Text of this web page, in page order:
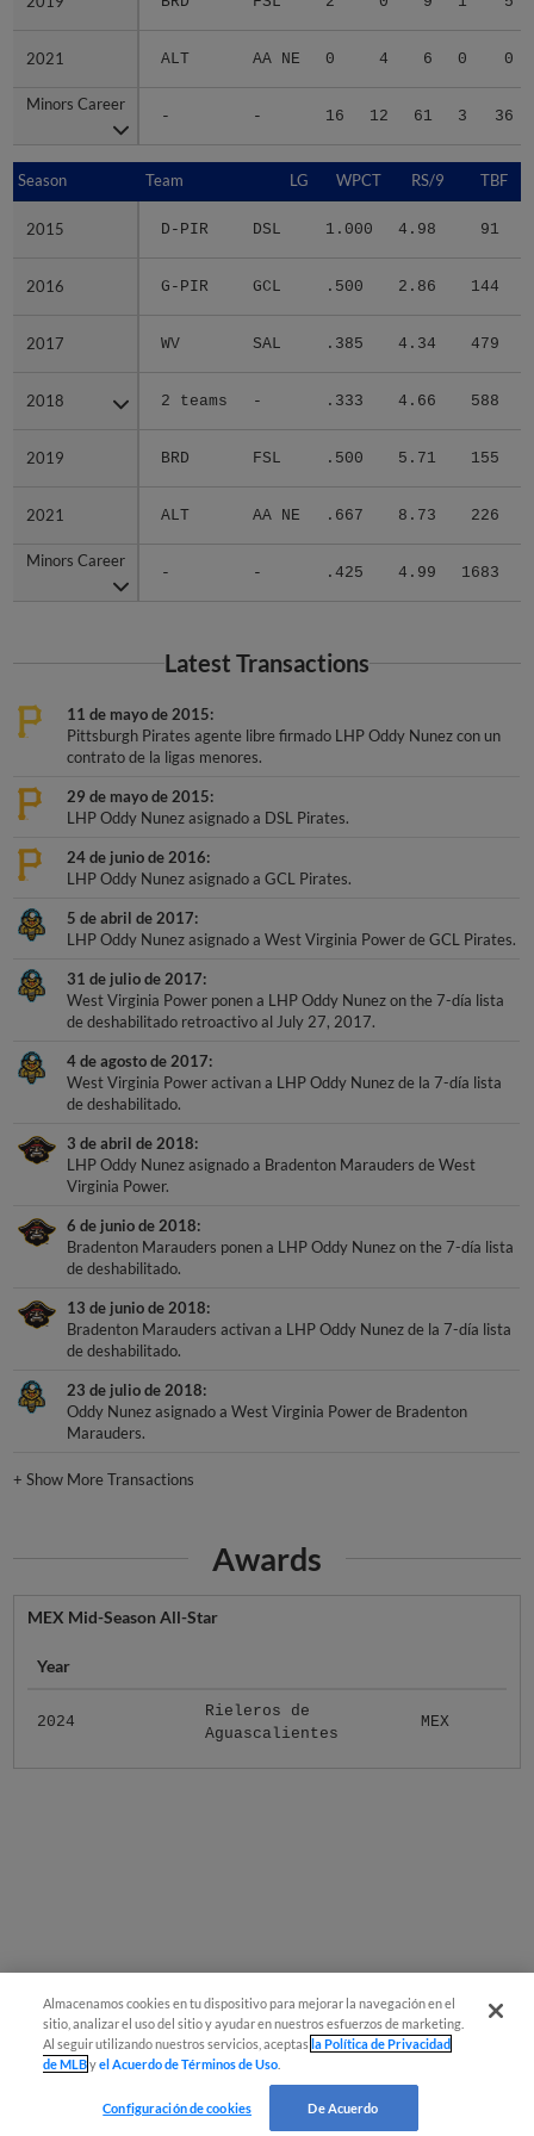
2021 ALT AA NE 0 4 6 0 0
Minors Career
- - 16 12 61 3 36
2021
Minors Career
Season Team LG WPCT RS/9 TBF
2015 D-PIR DSL 1.000 4.98 91
2016 G-PIR GCL .500 2.86 144
2017 WV SAL .385 4.34 479
2018 2 teams - .333 4.66 588
2019 BRD FSL .500 5.71 155
2021 ALT AA NE .667 8.73 226
Minors Career
- - .425 4.99 1683
Season
2015
2016
2017
2018
2019
2021
Minors Career
Latest Transactions
11 de mayo de 2015
Pittsburgh Pirates agente libre firmado LHP Oddy Nunez con un
contrato de la ligas menores.
29 de mayo de 2015
LHP Oddy Nunez asignado a DSL Pirates.
24 de junio de 2016
LHP Oddy Nunez asignado a GCL Pirates.
5 de abril de 2017
LHP Oddy Nunez asignado a West Virginia Power de GCL Pirates.
31 de julio de 2017
West Virginia Power ponen a LHP Oddy Nunez on the 7-día lista
de deshabilitado retroactivo al July 27, 2017.
4 de agosto de 2017
West Virginia Power activan a LHP Oddy Nunez de la 7-día lista
de deshabilitado.
3 de abril de 2018
LHP Oddy Nunez asignado a Bradenton Marauders de West
Virginia Power.
6 de junio de 2018
Bradenton Marauders ponen a LHP Oddy Nunez on the 7-día lista
de deshabilitado.
13 de junio de 2018
Bradenton Marauders activan a LHP Oddy Nunez de la 7-día lista
de deshabilitado.
23 de julio de 2018
Oddy Nunez asignado a West Virginia Power de Bradenton
Marauders.
+Show More Transactions
Awards
MEX Mid-Season All-Star
Year
2024
Rieleros de
Aguascalientes
MEX
Almacenamos cookies en tu dispositivo para mejorar la navegación en el
sitio, analizar el uso del sitio y ayudar en nuestros esfuerzos de marketing.
Al seguir utilizando nuestros servicios, aceptas la Política de Privacidad
de MLByel Acuerdo de Términos de Uso
Configuración de cookies De Acuerdo